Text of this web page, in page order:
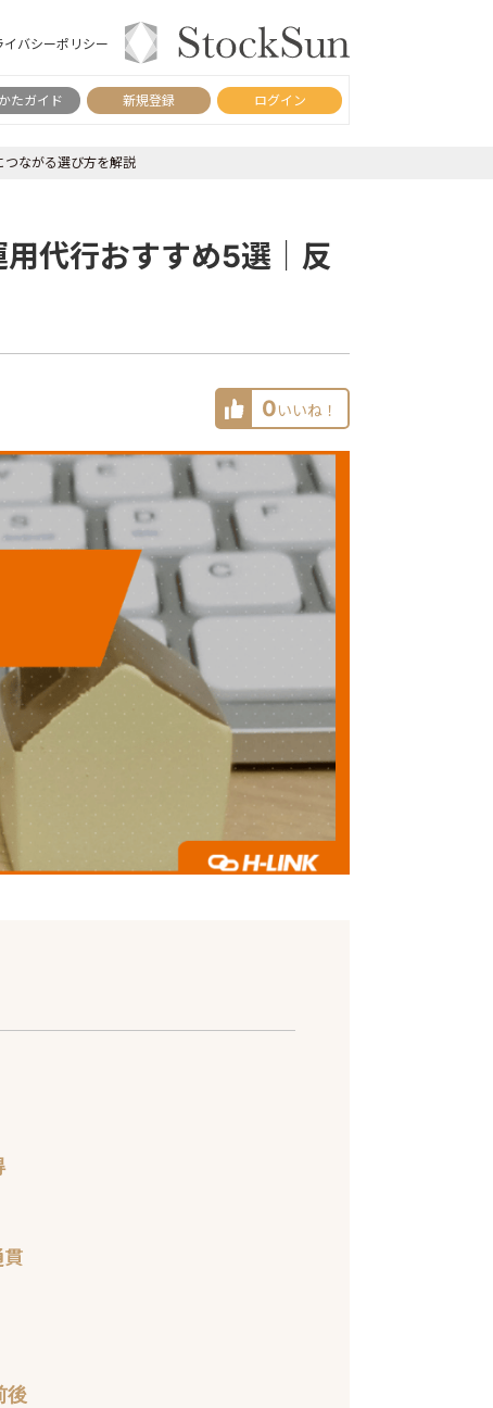
イバシーポリシー
たガイド 新規登録 ログイン
つながる選び方を解説
代行おすすめ5選｜反
0いいね！
後